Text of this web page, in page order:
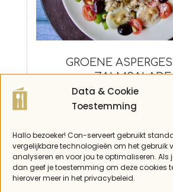
Data & Cookie
Toestemming
Hallo bezoeker! Con-serveert gebruikt
vergelijkbare technologieën om het gebruik
analyseren en voor jou te optimaliseren. Als
dan geef je toestemming om deze cookies
hierover meer in het privacybeleid.
GROENE
ZALMSALADE
koolhydraatarm
Notenvrij,Paleo,Recepten